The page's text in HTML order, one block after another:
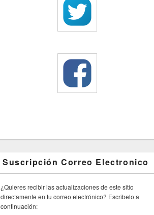
Suscripción Correo Electronico
¿Quieres recibir las actualizaciones de este sitio
directamente en tu correo electrónico? Escribelo a
continuación: